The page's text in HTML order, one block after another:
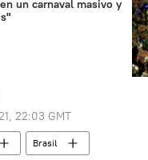
un carnaval masivo y
22:03 GMT
Brasil